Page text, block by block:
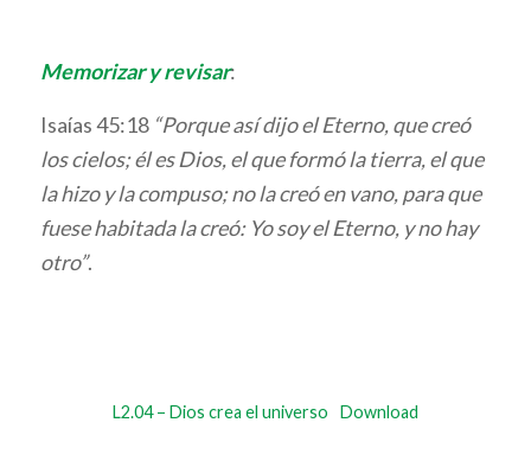
Memorizar y revisar:
Isaías 45:18 “Porque así dijo el Eterno, que creó
los cielos; él es Dios, el que formó la tierra, el que
la hizo y la compuso; no la creó en vano, para que
fuese habitada la creó: Yo soy el Eterno, y no hay
otro”.
L2.04 – Dios crea el universo Download